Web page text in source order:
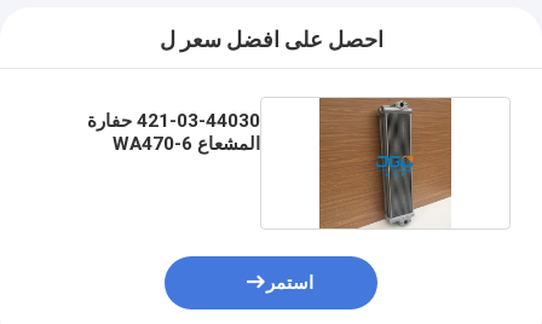
احصل على افضل سعر ل
421-03-44030 حفارة
المشعاع WA470-6
استمر